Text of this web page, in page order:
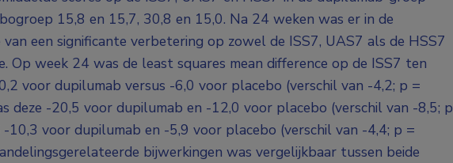
15,8 en 15,7, 30,8 en 15,0. Na 24 weken was er in de
een significante verbetering op zowel de ISS7, UAS7 als de HSS7
Op week 24 was de least squares mean difference op de ISS7 ten
voor dupilumab versus -6,0 voor placebo (verschil van -4,2; p =
deze -20,5 voor dupilumab en -12,0 voor placebo (verschil van -8,5; p
10,3 voor dupilumab en -5,9 voor placebo (verschil van -4,4; p =
bijwerkingen was vergelijkbaar tussen beide